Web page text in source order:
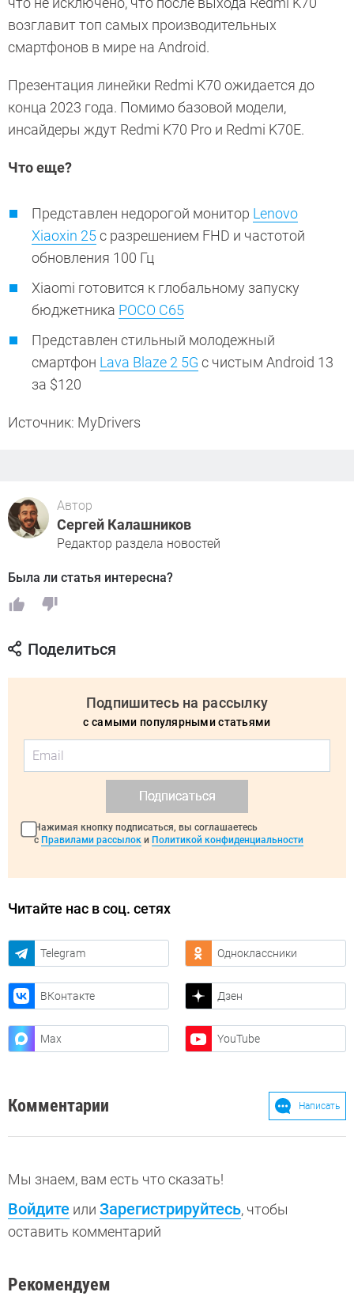
возглавит топ самых производительных
смартфонов в мире на Android.
Презентация линейки Redmi K70 ожидается до
конца 2023 года. Помимо базовой модели,
инсайдеры ждут Redmi K70 Pro и Redmi K70E.
Что еще?
Представлен недорогой монитор Lenovo
Xiaoxin 25с разрешением FHD и частотой
обновления 100 Гц
Xiaomi готовится к глобальному запуску
бюджетника POCO C65
Представлен стильный молодежный
смартфон Lava Blaze 2 5G с чистым Android 13
за $120
Источник: MyDrivers
Автор
Сергей Калашников
Редактор раздела новостей
Была ли статья интересна?
Поделиться
Подпишитесь на рассылку
с самыми популярными статьями
Подписаться
Нажимая кнопку подписаться, вы соглашаетесь
с Правилами рассылок и Политикой конфиденциальности
Читайте нас в соц. сетях
Telegram Одноклассники
ВКонтакте Дзен
Max YouTube
Комментарии Написать
Мы знаем, вам есть что сказать!
Войдите или Зарегистрируйтесь, чтобы
оставить комментарий
Рекомендуем